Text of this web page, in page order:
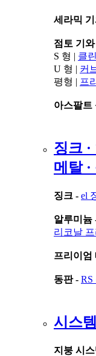
세라믹
점토 기
S 형 | 클
U 형 | 커
평형 | 프
아스팔트
징크
메탈 ·
징크 - el
알루미늄
리코날
프리이엄
동판 - RS
시스
지붕 시